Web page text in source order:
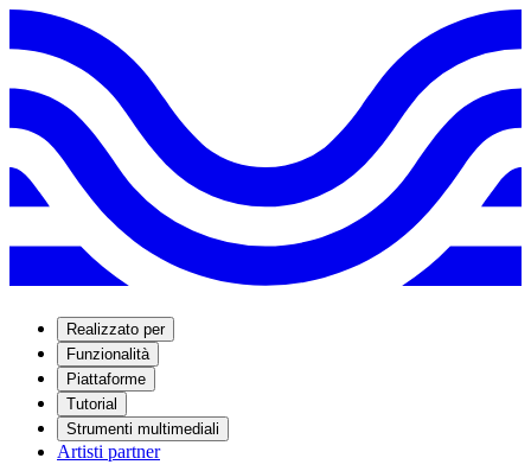
Realizzato per
Funzionalità
Piattaforme
Tutorial
Strumenti multimediali
Artisti partner